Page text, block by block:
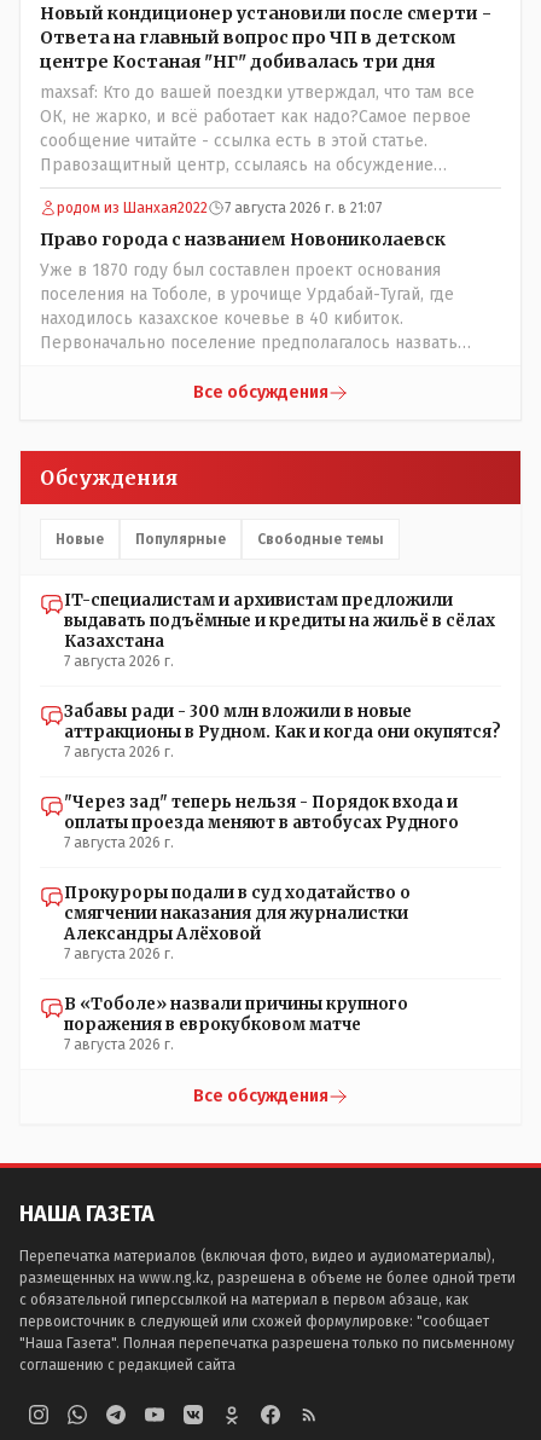
Новый кондиционер установили после смерти -
Ответа на главный вопрос про ЧП в детском
центре Костаная "НГ" добивалась три дня
maxsaf: Кто до вашей поездки утверждал, что там все
ОК, не жарко, и всё работает как надо?Самое первое
сообщение читайте - ссылка есть в этой статье.
Правозащитный центр, ссылаясь на обсуждение
сотрудников интерната в рабочем чате, которые
прислали ему в виде аудиосообщений, пишет, что
воспитатели долго добивались установки
кондиционеров в помещениях, где есть дети, однако к
настоящему времени их установили только в
помещениях, предназначенных для административно-
управленческого персонала. И Также в каждой группе
установлены кондиционеры, питьевой и температурный
режимы, которые взяты на особый контроль, учитывая
погодные условия в это лето. Мы решили. что это -
родом из Шанхая2022 7 августа 2026 г. в 21:07
Право города с названием Новониколаевск
Уже в 1870 году был составлен проект основания
поселения на Тоболе, в урочище Урдабай-Тугай, где
находилось казахское кочевье в 40 кибиток.
Первоначально поселение предполагалось назвать
что комиссии ономастической надо ознакомиться с
Урдабай таким образом они убьют сразу двух зайцев
царского и коммуняцкого....и справедливость
Все обсуждения
Обсуждения
Новые Популярные Свободные темы
IT-специалистам и архивистам предложили
выдавать подъёмные и кредиты на жильё в сёлах
Казахстана
7 августа 2026 г.
Забавы ради - 300 млн вложили в новые
аттракционы в Рудном. Как и когда они окупятся?
7 августа 2026 г.
"Через зад" теперь нельзя - Порядок входа и
оплаты проезда меняют в автобусах Рудного
7 августа 2026 г.
Прокуроры подали в суд ходатайство о
смягчении наказания для журналистки
Александры Алёховой
7 августа 2026 г.
В «Тоболе» назвали причины крупного
поражения в еврокубковом матче
7 августа 2026 г.
Все обсуждения
НАША ГАЗЕТА
Перепечатка материалов (включая фото, видео и аудиоматериалы),
размещенных на www.ng.kz, разрешена в объеме не более одной трети
с обязательной гиперссылкой на материал в первом абзаце, как
первоисточник в следующей или схожей формулировке: "сообщает
"Наша Газета". Полная перепечатка разрешена только по письменному
соглашению с редакцией сайта